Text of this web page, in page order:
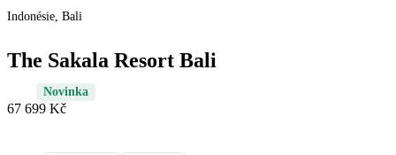
Indonésie, Bali
The Sakala Resort Bali
Novinka
67 699 Kč